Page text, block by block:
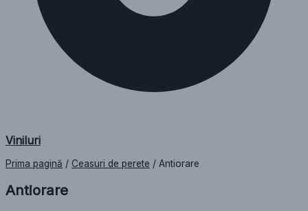
Viniluri
Prima pagină / Ceasuri de perete / Antiorare
Antiorare